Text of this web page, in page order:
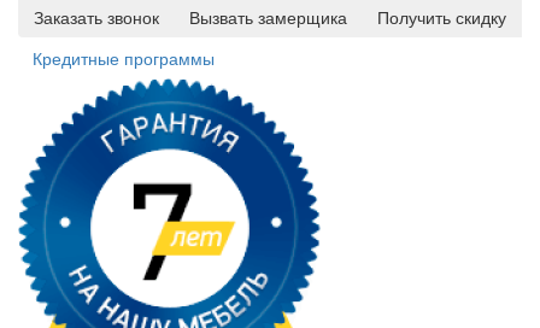
Заказать звонок
Вызвать замерщика
Получить скидку
Кредитные программы